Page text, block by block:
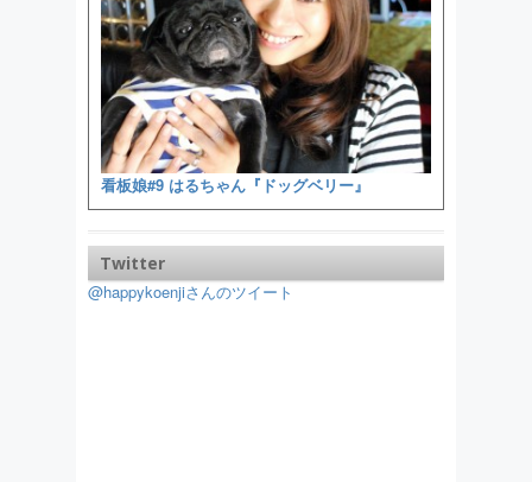
看板娘#9 はるちゃん『ドッグベリー』
Twitter
@happykoenjiさんのツイート